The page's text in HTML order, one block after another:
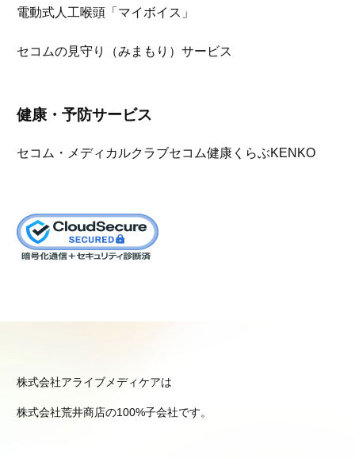
電動式人工喉頭「マイボイス」
セコムの見守り（みまもり）サービス
健康・予防サービス
セコム・メディカルクラブセコム健康くらぶKENKO
株式会社アライブメディケアは
株式会社荒井商店の100%子会社です。